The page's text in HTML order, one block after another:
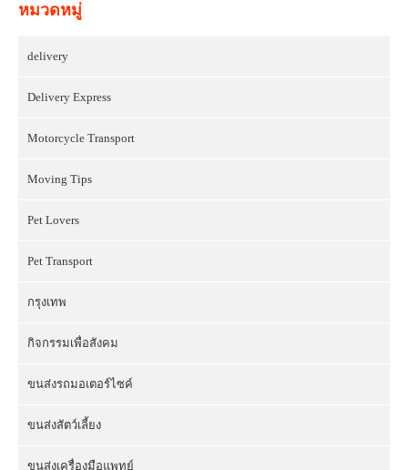
หมวดหมู่
delivery
Delivery Express
Motorcycle Transport
Moving Tips
Pet Lovers
Pet Transport
กรุงเทพ
กิจกรรมเพื่อสังคม
ขนส่งรถมอเตอร์ไซค์
ขนส่งสัตว์เลี้ยง
ขนส่งเครื่องมือแพทย์